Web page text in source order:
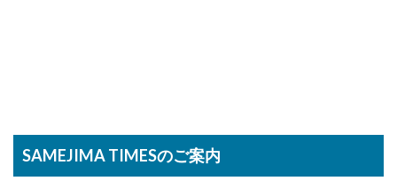
SAMEJIMA TIMESのご案内